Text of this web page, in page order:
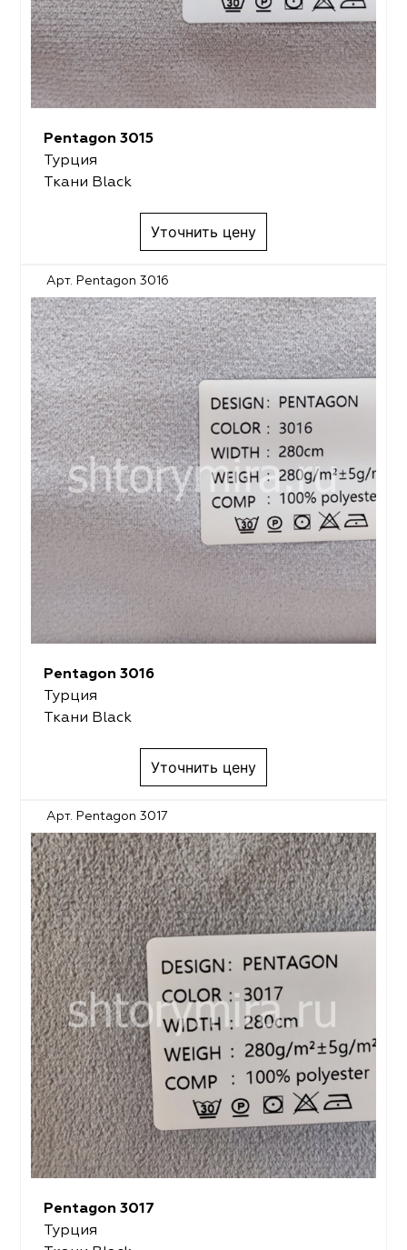
Pentagon 3015
Турция
Ткани Black
Уточнить цену
Арт. Pentagon 3016
Pentagon 3016
Турция
Ткани Black
Уточнить цену
Арт. Pentagon 3017
Pentagon 3017
Турция